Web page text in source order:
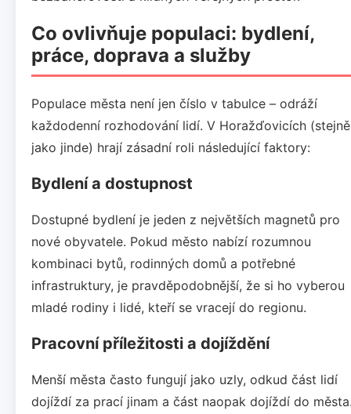
Co ovlivňuje populaci: bydlení,
práce, doprava a služby
Populace města není jen číslo v tabulce – odráží
každodenní rozhodování lidí. V Horažďovicích (stejně
jako jinde) hrají zásadní roli následující faktory:
Bydlení a dostupnost
Dostupné bydlení je jeden z největších magnetů pro
nové obyvatele. Pokud město nabízí rozumnou
kombinaci bytů, rodinných domů a potřebné
infrastruktury, je pravděpodobnější, že si ho vyberou
mladé rodiny i lidé, kteří se vracejí do regionu.
Pracovní příležitosti a dojíždění
Menší města často fungují jako uzly, odkud část lidí
dojíždí za prací jinam a část naopak dojíždí do